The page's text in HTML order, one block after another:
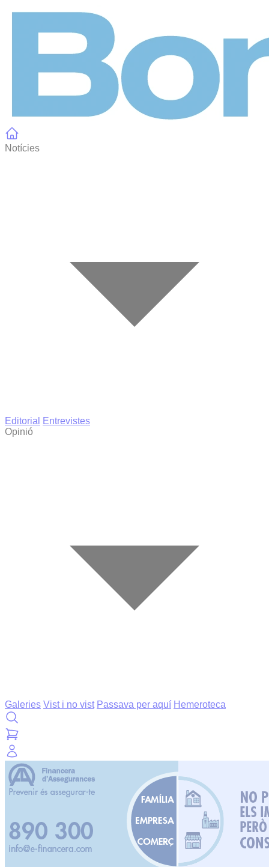
Notícies
Editorial
Entrevistes
Opinió
Galeries Vist i no vist Passava per aquí Hemeroteca